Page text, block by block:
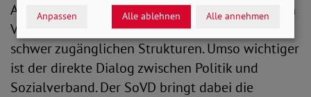
Ansprüchen scheitern, sondern an komplizierten
Verfahren, langen Bearbeitungszeiten und
schwer zugänglichen Strukturen. Umso wichtiger
ist der direkte Dialog zwischen Politik und
Sozialverband. Der SoVD bringt dabei die
Anpassen Alle ablehnen Alle annehmen